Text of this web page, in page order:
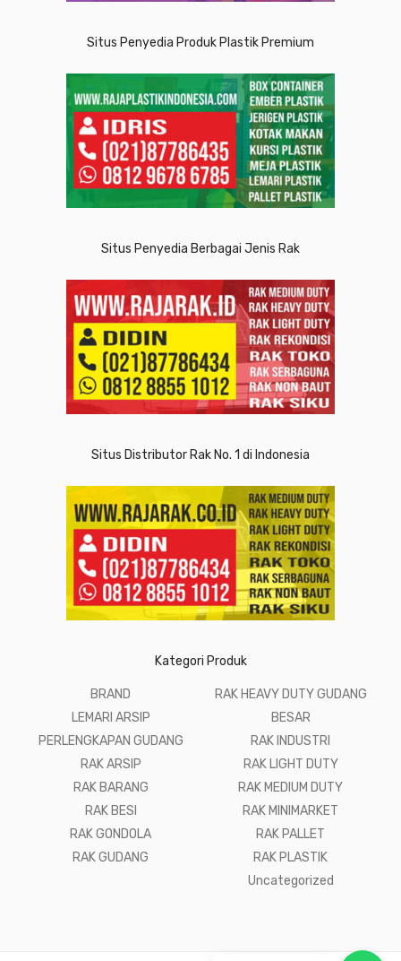
Situs Penyedia Produk Plastik Premium
Situs Penyedia Berbagai Jenis Rak
Situs Distributor Rak No. 1 di Indonesia
Kategori Produk
BRAND
LEMARI ARSIP
PERLENGKAPAN GUDANG
RAK ARSIP
RAK BARANG
RAK BESI
RAK GONDOLA
RAK GUDANG
RAK HEAVY DUTY GUDANG
BESAR
RAK INDUSTRI
RAK LIGHT DUTY
RAK MEDIUM DUTY
RAK MINIMARKET
RAK PALLET
RAK PLASTIK
Uncategorized